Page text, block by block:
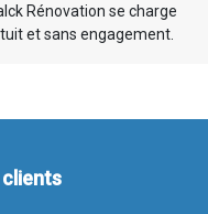
Rénovation se charge
et sans engagement.
clients